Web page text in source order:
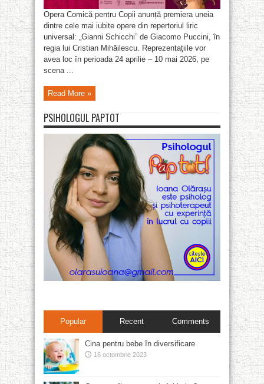
Opera Comică pentru Copii anunță premiera uneia
dintre cele mai iubite opere din repertoriul liric
universal: „Gianni Schicchi” de Giacomo Puccini, în
regia lui Cristian Mihăilescu. Reprezentațiile vor
avea loc în perioada 24 aprilie – 10 mai 2026, pe
scena ...
Read More »
PSIHOLOGUL PAPTOT
Popular Recent Comments
Cina pentru bebe în diversificare
16 octombrie 2023